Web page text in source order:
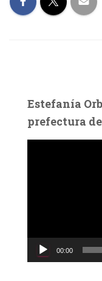
Estefanía
prefectura
c
00:00